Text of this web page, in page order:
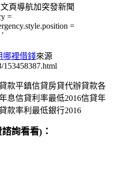
文頁導航加突發新聞
=
=
'
哪裡借錢來源
153458387.html
款平鎮信貸房貸代辦貸款各
息信貸利率最低2016信貸年
款率利最低銀行2016
詢看看)：